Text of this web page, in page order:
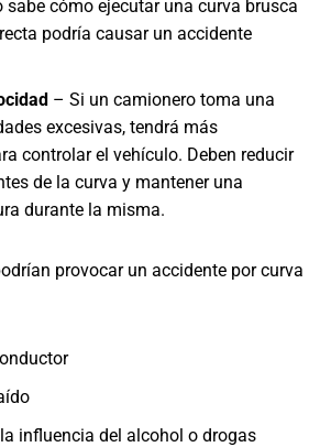
sabe cómo ejecutar una curva brusca
podría causar un accidente
– Si un camionero toma una
excesivas, tendrá más
controlar el vehículo. Deben reducir
de la curva y mantener una
durante la misma.
provocar un accidente por curva
influencia del alcohol o drogas